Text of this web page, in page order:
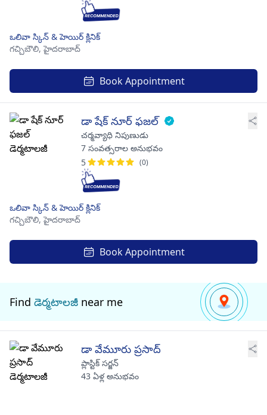
ఒలివా స్కిన్ & హెయిర్ క్లినిక్
గచ్చిబౌలి,హైదరాబాద్
Book Appointment
డా షేక్ నూర్ ఫజల్
చర్మవ్యాధి నిపుణుడు
7 సంవత్సరాల అనుభవం
5
(0)
ఒలివా స్కిన్ & హెయిర్ క్లినిక్
గచ్చిబౌలి,హైదరాబాద్
Book Appointment
Find డెర్మటాలజీ near me
డా వేమూరు ప్రసాద్
ప్లాస్టిక్ సర్జన్
43 ఏళ్ల అనుభవం